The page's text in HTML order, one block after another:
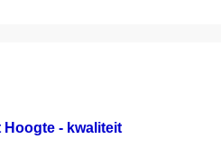
Hoogte - kwaliteit